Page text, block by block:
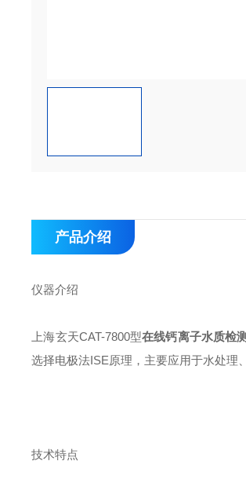
产品介绍
仪器介绍
上海玄天CAT-7800型在线钙离子水质检
选择电极法ISE原理，主要应用于水处理
技术特点